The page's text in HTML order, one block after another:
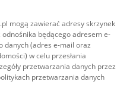
mogą zawierać adresy skrzynek
będącego adresem e-
danych (adres e-mail oraz
w celu przesłania
przetwarzania danych przez
przetwarzania danych